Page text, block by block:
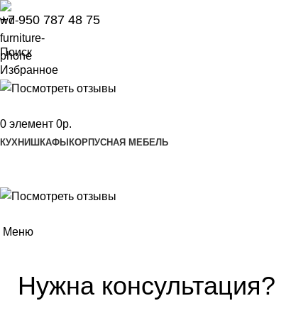
+7 950 787 48 75
Поиск
Избранное
0 элемент 0р.
КУХНИ ШКАФЫ КОРПУСНАЯ МЕБЕЛЬ
Меню
Нужна консультация?